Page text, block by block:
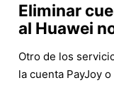
Eliminar
al Huawei
Otro de los
la cuenta PayJoy